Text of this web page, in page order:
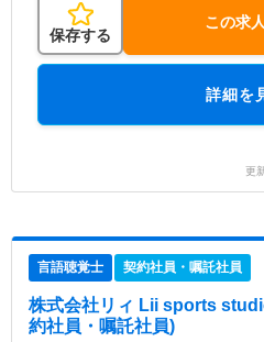
保存する
この求
詳細を
更
言語聴覚士 契約社員・嘱託社員
株式会社リィ Lii sports
約社員・嘱託社員)